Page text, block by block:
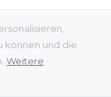
können und die
Weitere